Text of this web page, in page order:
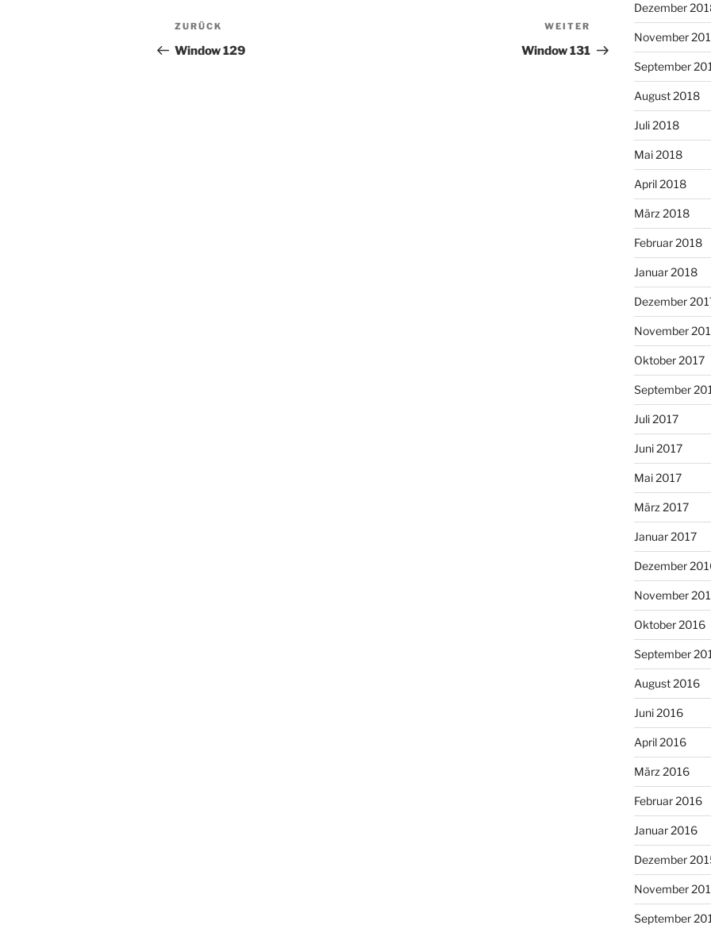
Beitragsnavigation
Vorheriger
Beitrag
ZURÜCK
Window 129
Nächster
Beitrag
WEITER
Window 131
Dezember
November
September
August 2018
Juli 2018
Mai 2018
April 2018
März 2018
Februar 2018
Januar 2018
Dezember
November
Oktober 2017
September
Juli 2017
Juni 2017
Mai 2017
März 2017
Januar 2017
Dezember
November
Oktober 2016
September
August 2016
Juni 2016
April 2016
März 2016
Februar 2016
Januar 2016
Dezember
November
September